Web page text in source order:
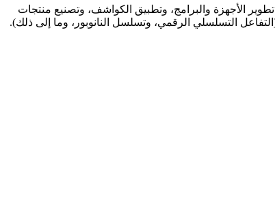
الحيوية المحدودة في رقم 8 شارع تشونغتشيو، منطقة فويانغ، هانغتشو، الصين. مع خبرة تقارب 20 عامًا في تطوير الأجهزة والبرامج، وتطبيق الكواشف، وتصنيع منتجات
التسلسلي الرقمي، وتسلسل النانوبور، وما إلى ذلك).